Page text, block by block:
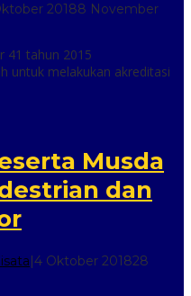
20188 November
41 tahun 2015
untuk melakukan akreditasi
Musda
dan
|4 Oktober 201828